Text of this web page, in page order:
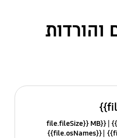
והורדות
{{file.fileSize}} MB
{{file.osNames}}